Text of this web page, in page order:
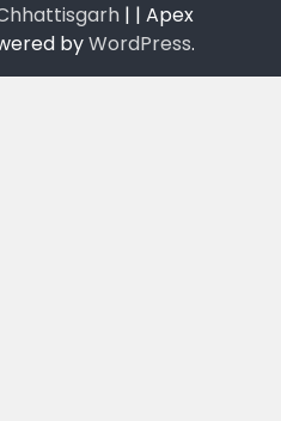
| | Apex
byWordPress.